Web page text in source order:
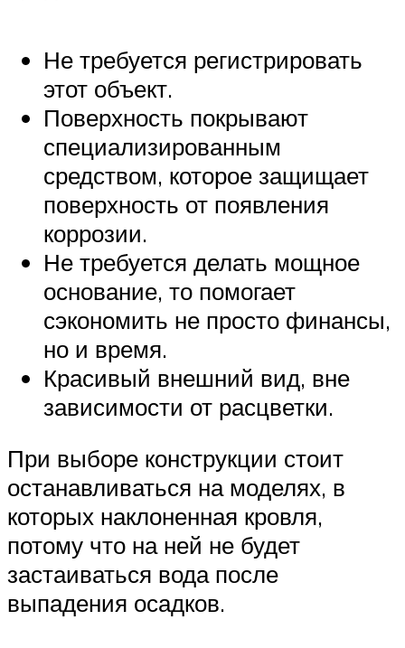
Не требуется регистрировать
этот объект.
Поверхность покрывают
специализированным
средством, которое защищает
поверхность от появления
коррозии.
Не требуется делать мощное
основание, то помогает
сэкономить не просто финансы,
но и время.
Красивый внешний вид, вне
зависимости от расцветки.
При выборе конструкции стоит
останавливаться на моделях, в
которых наклоненная кровля,
потому что на ней не будет
застаиваться вода после
выпадения осадков.